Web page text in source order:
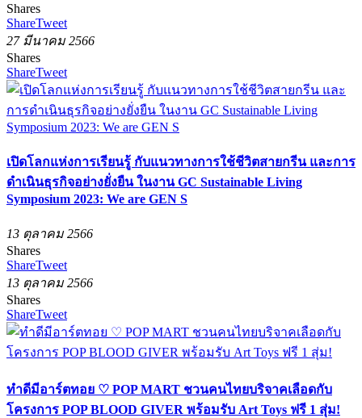
Shares
ShareTweet
27 มีนาคม 2566
Shares
ShareTweet
เปิดโลกแห่งการเรียนรู้ กับแนวทางการใช้ชีวิตสายกรีน และการ
ดำเนินธุรกิจอย่างยั่งยืน ในงาน GC Sustainable Living
Symposium 2023: We are GEN S
13 ตุลาคม 2566
Shares
ShareTweet
13 ตุลาคม 2566
Shares
ShareTweet
ทำดีมีอาร์ตทอย ♡ POP MART ชวนคนไทยบริจาคเลือดกับ
โครงการ POP BLOOD GIVER พร้อมรับ Art Toys ฟรี 1 สุ่ม!